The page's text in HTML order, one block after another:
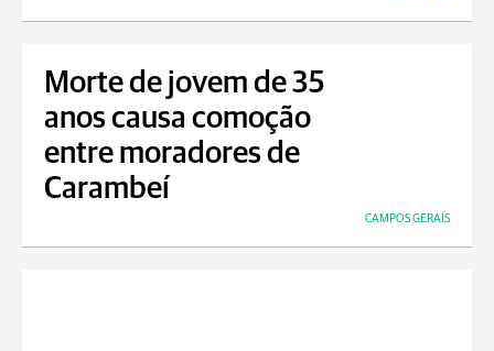
Morte de jovem de 35
anos causa comoção
entre moradores de
Carambeí
CAMPOS GERAIS